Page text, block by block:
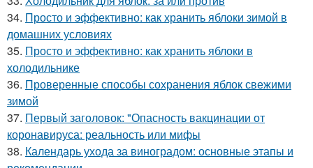
34. Просто и эффективно: как хранить яблоки зимой в
домашних условиях
35. Просто и эффективно: как хранить яблоки в
холодильнике
36. Проверенные способы сохранения яблок свежими
зимой
37. Первый заголовок: "Опасность вакцинации от
коронавируса: реальность или мифы
38. Календарь ухода за виноградом: основные этапы и